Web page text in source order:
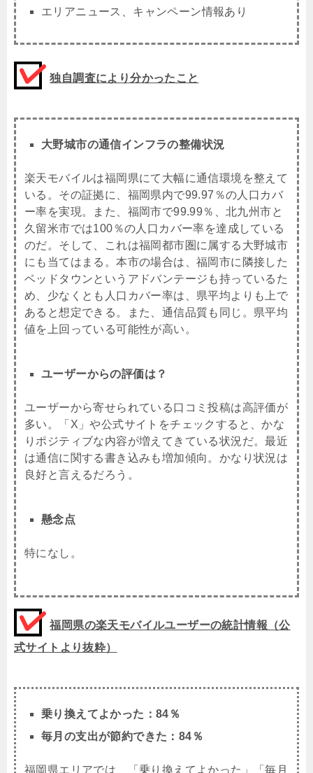
エリアニュース、キャンペーン情報あり
独自調査により分かったこと
大野城市の通信インフラの整備状況
楽天モバイルは福岡県にて大幅に通信環境を整えて
いる。その証拠に、福岡県内で99.97％の人口カバ
ー率を実現。また、福岡市で99.99％、北九州市と
久留米市では100％の人口カバー率を達成している
のだ。そして、これは福岡都市圏に属する大野城市
にも当てはまる。本市の場合は、福岡市に隣接した
ベッドタウンというアドバンテージも持っているた
め、少なくとも人口カバー率は、県平均よりも上で
あると想定できる。また、通信品質も同じ。県平均
値を上回っている可能性が高い。
ユーザーからの評価は？
ユーザーから寄せられている口コミ投稿は高評価が
多い。「X」や公式サイトをチェックすると、かな
りポジティブな内容が増えてきている状況だ。最近
は通信に関する書き込みも増加傾向。かなり状況は
良好と言えるだろう。
懸念点
特になし。
福岡県の楽天モバイルユーザーの統計情報（公
式サイトより抜粋）
乗り換えてよかった：84％
毎月の支出が節約できた：84％
福岡県エリアでは、「乗り換えてよかった」「毎月